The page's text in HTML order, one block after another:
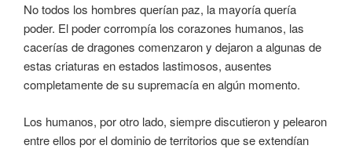
No todos los hombres querían paz, la mayoría quería
poder. El poder corrompía los corazones humanos, las
cacerías de dragones comenzaron y dejaron a algunas de
estas criaturas en estados lastimosos, ausentes
completamente de su supremacía en algún momento.
Los humanos, por otro lado, siempre discutieron y pelearon
entre ellos por el dominio de territorios que se extendían